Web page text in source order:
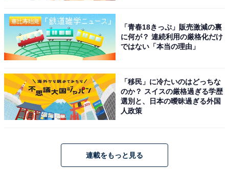
「青春18きっぷ」販売激減の裏
に何が？ 連続利用の厳格化だけ
ではない「本当の理由」
「移民」に冷たいのはどっちな
のか？ スイスの厳格過ぎる学歴
選別と、日本の曖昧過ぎる外国
人政策
連載をもっと見る